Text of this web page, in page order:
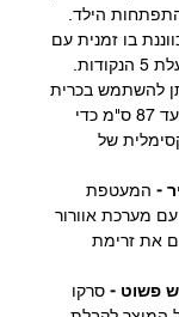
הילד.
בו זמנית עם
להשתמש בכרית
מקטינה מגובה 76 עד 87 ס"מ כדי
של
- המעטפת
מערכת אוורור
את זרימת
פשוט - סרקו